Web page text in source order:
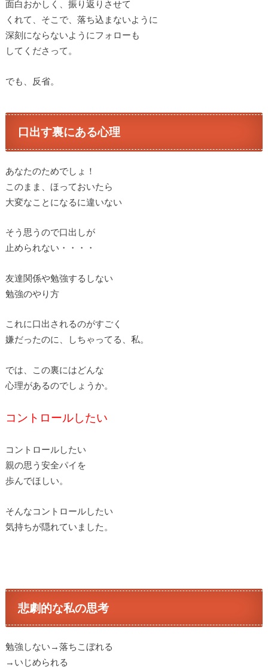
面白おかしく、振り返りさせて
くれて、そこで、落ち込まないように
深刻にならないようにフォローも
してくださって。
でも、反省。
口出す裏にある心理
あなたのためでしょ！
このまま、ほっておいたら
大変なことになるに違いない
そう思うので口出しが
止められない・・・・
友達関係や勉強するしない
勉強のやり方
これに口出されるのがすごく
嫌だったのに、しちゃってる、私。
では、この裏にはどんな
心理があるのでしょうか。
コントロールしたい
コントロールしたい
親の思う安全パイを
歩んでほしい。
そんなコントロールしたい
気持ちが隠れていました。
悲劇的な私の思考
勉強しない→落ちこぼれる
→いじめられる